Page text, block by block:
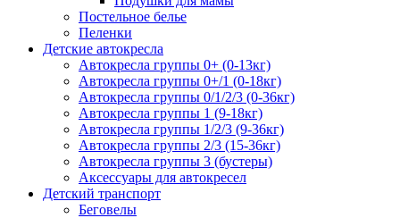
Постельное белье
Пеленки
Детские автокресла
Автокресла группы 0+ (0-13кг)
Автокресла группы 0+/1 (0-18кг)
Автокресла группы 0/1/2/3 (0-36кг)
Автокресла группы 1 (9-18кг)
Автокресла группы 1/2/3 (9-36кг)
Автокресла группы 2/3 (15-36кг)
Автокресла группы 3 (бустеры)
Аксессуары для автокресел
Детский транспорт
Беговелы